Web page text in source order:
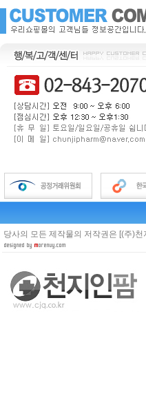
당사의 모든 제작물의 저작권은 [(주)